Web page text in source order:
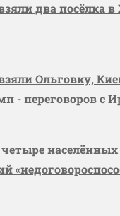
два посёлка
Ольговку,
- переговоров с